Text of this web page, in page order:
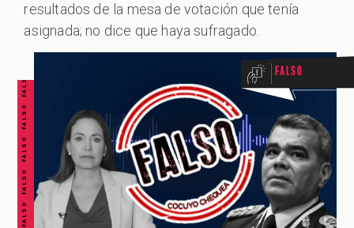
resultados de la mesa de votación que tenía
asignada; no dice que haya sufragado.
FALSO FALSO FALSO FALSO FALSO FALSO FALSO Falso